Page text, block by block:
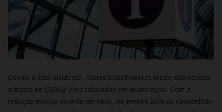
Devido a este incidente, muitos trabalhadores foram submetidos
a testes de COVID e/ou colocados em quarentena. Com a
redução maciça da mão-de-obra, até menos 25% da capacidade